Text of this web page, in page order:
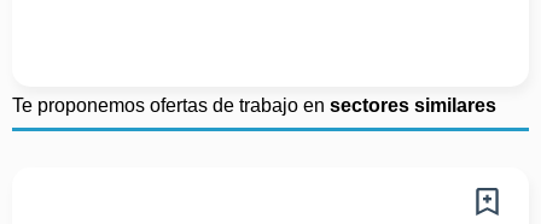
Te proponemos ofertas de trabajo en sectores similares